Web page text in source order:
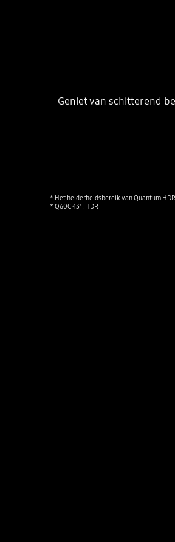
Geniet van schitterend
* Het helderheidsbereik van Quantum
* Q60C 43' : HDR